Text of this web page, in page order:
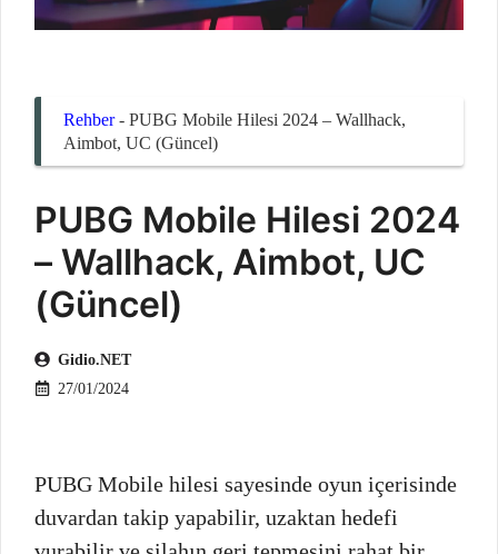
Rehber- PUBG Mobile Hilesi 2024 – Wallhack,
Aimbot, UC (Güncel)
PUBG Mobile Hilesi 2024
– Wallhack, Aimbot, UC
(Güncel)
Gidio.NET
27/01/2024
PUBG Mobile hilesi sayesinde oyun içerisinde
duvardan takip yapabilir, uzaktan hedefi